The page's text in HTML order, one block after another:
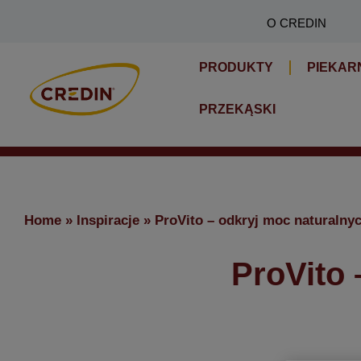
O CREDIN
PRODUKTY
PRZEKĄSKI
Home » Inspiracje » ProVito – odkryj moc
ProVito